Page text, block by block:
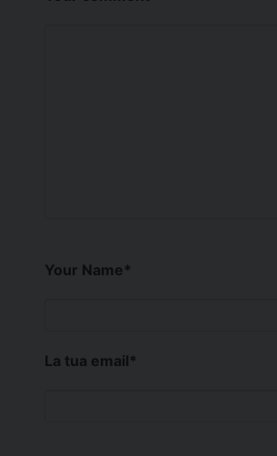
Your Name*
La tua email*